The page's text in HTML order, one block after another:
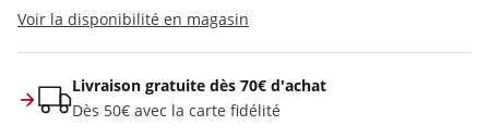
Voir la disponibilité en magasin
Livraison gratuite dès 70€ d'achat
Dès 50€ avec la carte fidélité